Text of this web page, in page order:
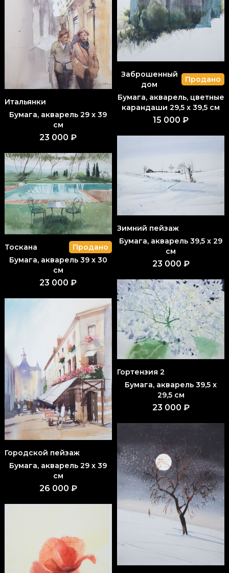
Итальянки
Бумага, акварель 29 x 39
см
23 000 ₽
Тоскана
Продано
Бумага, акварель 39 x 30
см
23 000 ₽
Городской пейзаж
Бумага, акварель 29 x 39
см
26 000 ₽
Заброшенный
дом
Продано
Бумага, акварель, цветные
карандаши 29,5 x 39,5 см
15 000 ₽
Зимний пейзаж
Бумага, акварель 39,5 x 29
см
23 000 ₽
Гортензия 2
Бумага, акварель 39,5 x
29,5 см
23 000 ₽